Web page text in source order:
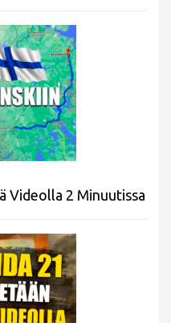
Videolla 2 Minuutissa